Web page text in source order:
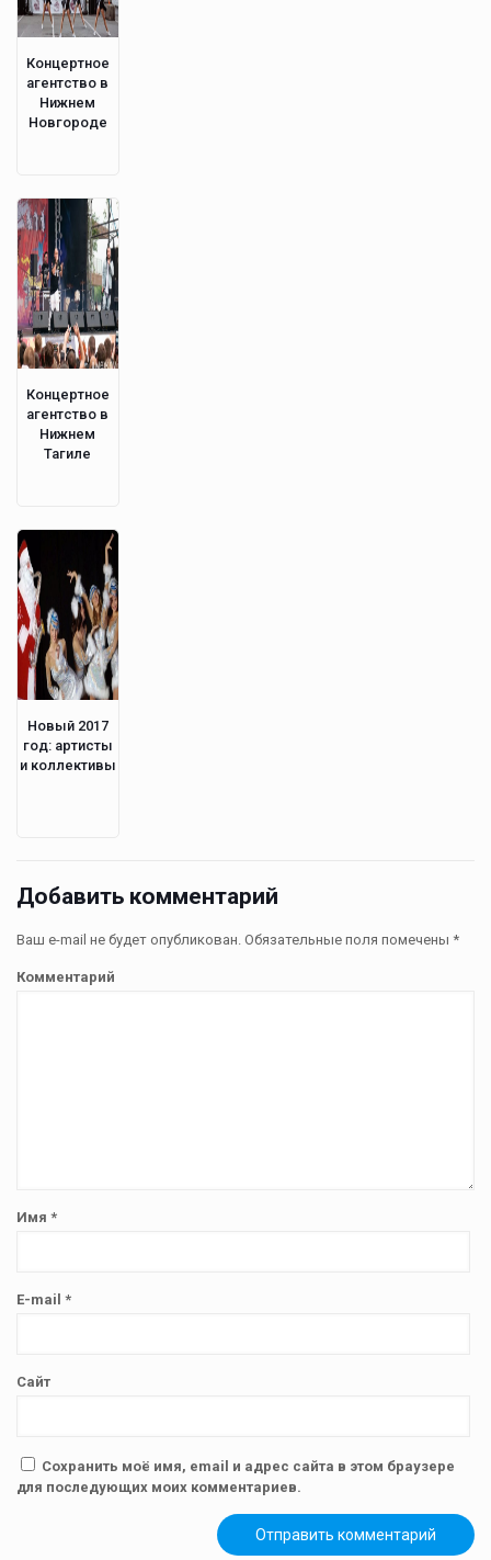
Концертное
агентство в
Нижнем
Новгороде
Концертное
агентство в
Нижнем
Тагиле
Новый 2017
год: артисты
и коллективы
Добавить комментарий
Ваш e-mail не будет опубликован. Обязательные поля помечены *
Комментарий
Имя *
E-mail *
Сайт
Сохранить моё имя, email и адрес сайта в этом браузере
для последующих моих комментариев.